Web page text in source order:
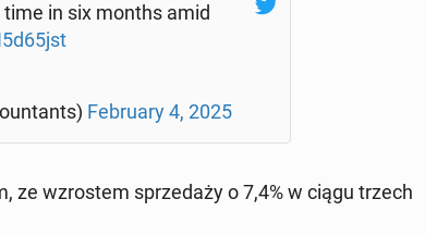
in six months amid
Fe­bru­ary 4, 2025
ze wzro­stem sprze­da­ży o 7,4% w ciągu trzech